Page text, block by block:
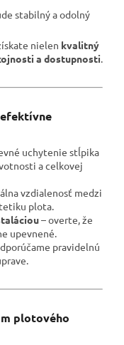
stabilný a odolný
nielen kvalitný
a dostupnosti
uchytenie stĺpika
a celkovej
vzdialenosť medzi
plota.
– overte, že
upevnené.
pravidelnú
plotového